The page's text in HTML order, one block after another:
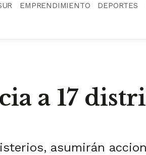
EMPRENDIMIENTO DEPORTES
a 17
asumirán